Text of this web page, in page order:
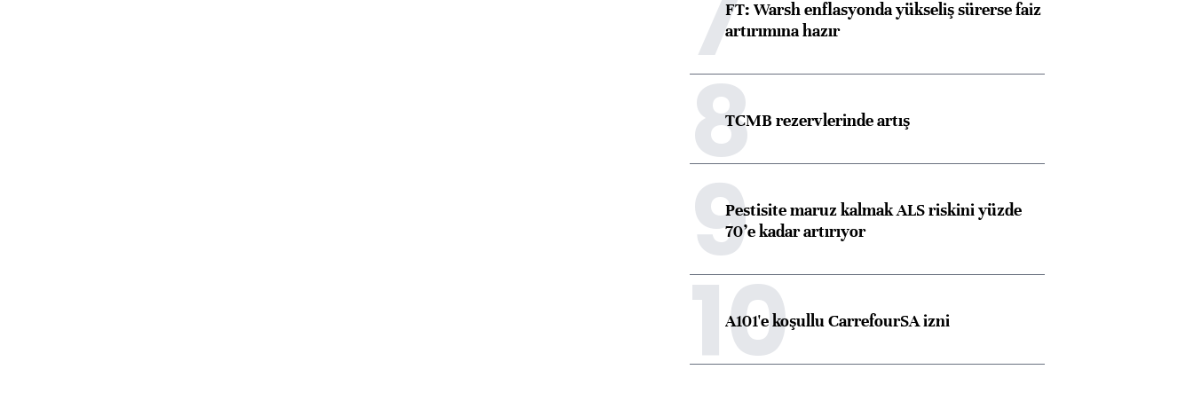
FT: Warsh enflasyonda yükseliş sürerse faiz
artırımına hazır
8TCMB rezervlerinde artış
9Pestisite maruz kalmak ALS riskini yüzde
70’e kadar artırıyor
10
A101'e koşullu CarrefourSA izni